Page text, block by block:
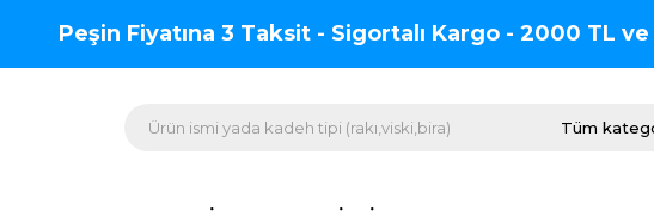
Peşin Fiyatına 3 Taksit - Sigortalı Kargo - 2000 TL